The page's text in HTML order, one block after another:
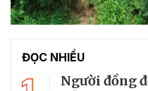
ĐỌC NHIỀU
Người đồng